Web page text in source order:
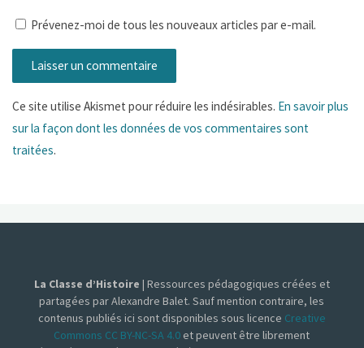
Prévenez-moi de tous les nouveaux articles par e-mail.
Ce site utilise Akismet pour réduire les indésirables. En savoir plus
sur la façon dont les données de vos commentaires sont
traitées.
La Classe d’Histoire | Ressources pédagogiques créées et
partagées par Alexandre Balet. Sauf mention contraire, les
contenus publiés ici sont disponibles sous licence Creative
Commons CC BY-NC-SA 4.0 et peuvent être librement